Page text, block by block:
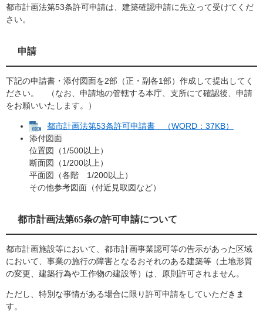
都市計画法第53条許可申請は、建築確認申請に先立って受けてくだ
さい。
申請
下記の申請書・添付図面を2部（正・副各1部）作成して提出してく
ださい。 （なお、申請地の管轄する本庁、支所にて確認後、申請
をお願いいたします。）
都市計画法第53条許可申請書 （WORD：37KB）
添付図面
位置図（1/500以上）
断面図（1/200以上）
平面図（各階 1/200以上）
その他参考図面（付近見取図など）
都市計画法第65条の許可申請について
都市計画施設等において、都市計画事業認可等の告示があった区域
において、事業の施行の障害となるおそれのある建築等（土地形質
の変更、建築行為や工作物の建設等）は、原則許可されません。
ただし、特別な事情がある場合に限り許可申請をしていただきま
す。